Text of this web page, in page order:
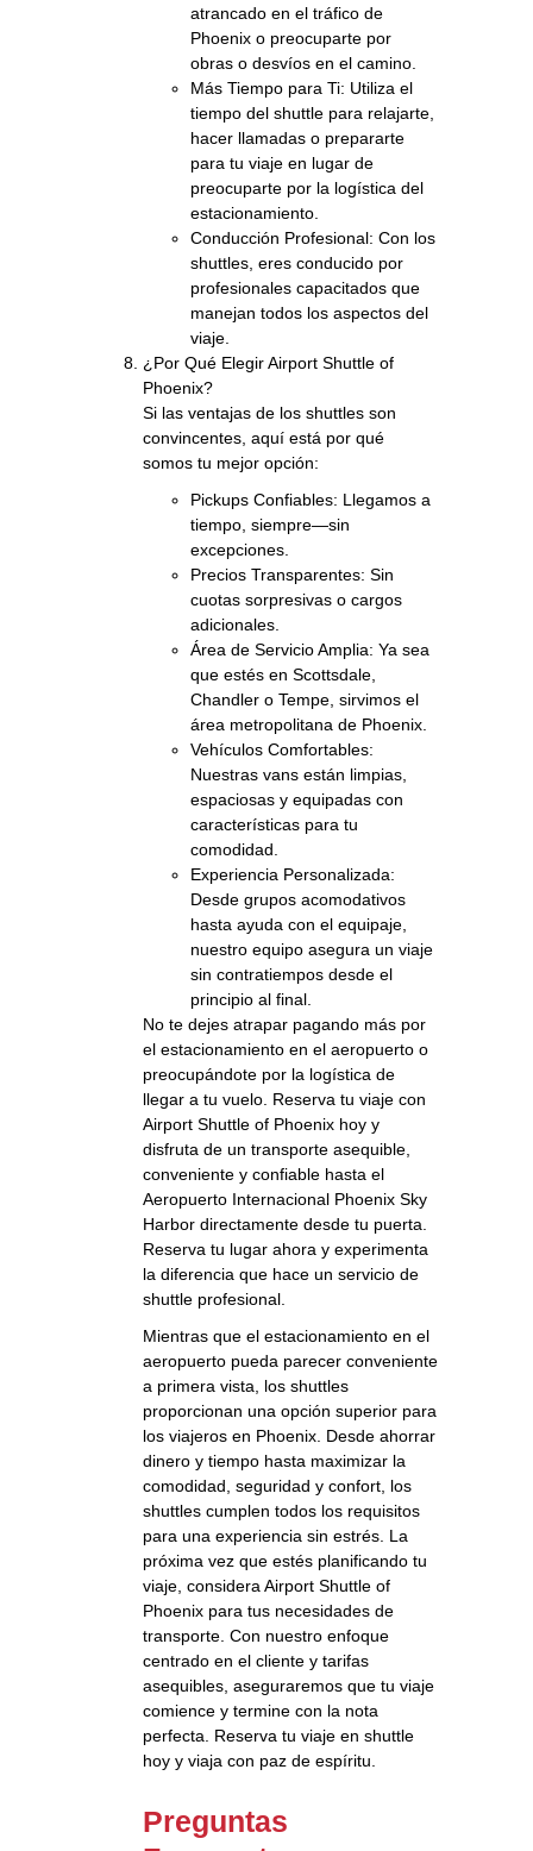
atrancado en el tráfico de
Phoenix o preocuparte por
obras o desvíos en el camino.
Más Tiempo para Ti: Utiliza el
tiempo del shuttle para relajarte,
hacer llamadas o prepararte
para tu viaje en lugar de
preocuparte por la logística del
estacionamiento.
Conducción Profesional: Con los
shuttles, eres conducido por
profesionales capacitados que
manejan todos los aspectos del
viaje.
¿Por Qué Elegir Airport Shuttle of
Phoenix?
Si las ventajas de los shuttles son
convincentes, aquí está por qué
somos tu mejor opción:
Pickups Confiables: Llegamos a
tiempo, siempre—sin
excepciones.
Precios Transparentes: Sin
cuotas sorpresivas o cargos
adicionales.
Área de Servicio Amplia: Ya sea
que estés en Scottsdale,
Chandler o Tempe, sirvimos el
área metropolitana de Phoenix.
Vehículos Comfortables:
Nuestras vans están limpias,
espaciosas y equipadas con
características para tu
comodidad.
Experiencia Personalizada:
Desde grupos acomodativos
hasta ayuda con el equipaje,
nuestro equipo asegura un viaje
sin contratiempos desde el
principio al final.
No te dejes atrapar pagando más por
el estacionamiento en el aeropuerto o
preocupándote por la logística de
llegar a tu vuelo. Reserva tu viaje con
Airport Shuttle of Phoenix hoy y
disfruta de un transporte asequible,
conveniente y confiable hasta el
Aeropuerto Internacional Phoenix Sky
Harbor directamente desde tu puerta.
Reserva tu lugar ahora y experimenta
la diferencia que hace un servicio de
shuttle profesional.
Mientras que el estacionamiento en el
aeropuerto pueda parecer conveniente
a primera vista, los shuttles
proporcionan una opción superior para
los viajeros en Phoenix. Desde ahorrar
dinero y tiempo hasta maximizar la
comodidad, seguridad y confort, los
shuttles cumplen todos los requisitos
para una experiencia sin estrés. La
próxima vez que estés planificando tu
viaje, considera Airport Shuttle of
Phoenix para tus necesidades de
transporte. Con nuestro enfoque
centrado en el cliente y tarifas
asequibles, aseguraremos que tu viaje
comience y termine con la nota
perfecta. Reserva tu viaje en shuttle
hoy y viaja con paz de espíritu.
Preguntas